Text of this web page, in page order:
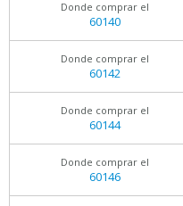
Donde comprar el
60140
Donde comprar el
60142
Donde comprar el
60144
Donde comprar el
60146